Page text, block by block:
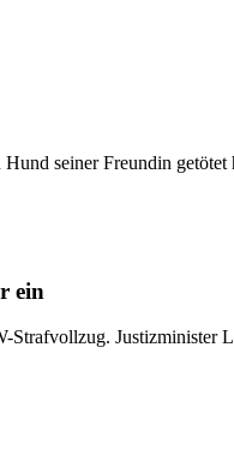
seiner Freundin
ein
Justizminister